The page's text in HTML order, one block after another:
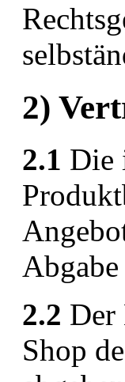
2)
2.1 Die
2.2 Der
Shop